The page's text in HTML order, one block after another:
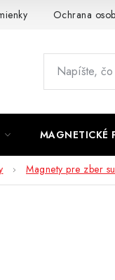
Ochrana
MAGNETICKÉ
Magnety pre zber